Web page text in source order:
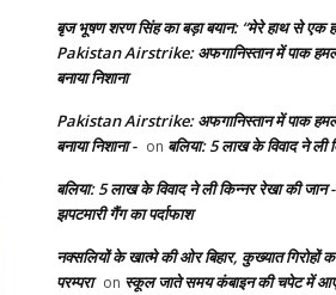
बृज भूषण शरण सिंह का बड़ा बयान: “मेरे हाथ से एक
Pakistan Airstrike: अफगानिस्तान में पाक
बनाया निशाना
Pakistan Airstrike: अफगानिस्तान में पाक
बनाया निशाना - on बलिया: 5 लाख के विवाद ने ली
बलिया: 5 लाख के विवाद ने ली किन्नर रेखा की जान -
झपटमारी गैंग का पर्दाफाश
नक्सलियों के खात्मे की ओर बिहार, कुख्यात गिरोहों
परम्परा on स्कूल जाते समय कंबाइन की चपेट में